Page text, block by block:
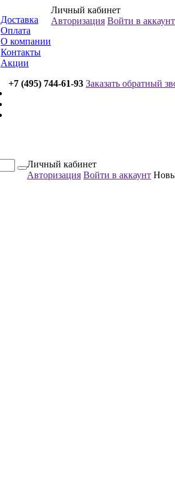
Доставка
Оплата
О компании
Контакты
Акции
Личный кабинет
Авторизация Войти в аккаунт
+7 (495) 744-61-93 Заказать обратный
Личный кабинет
Авторизация Войти в аккаунт